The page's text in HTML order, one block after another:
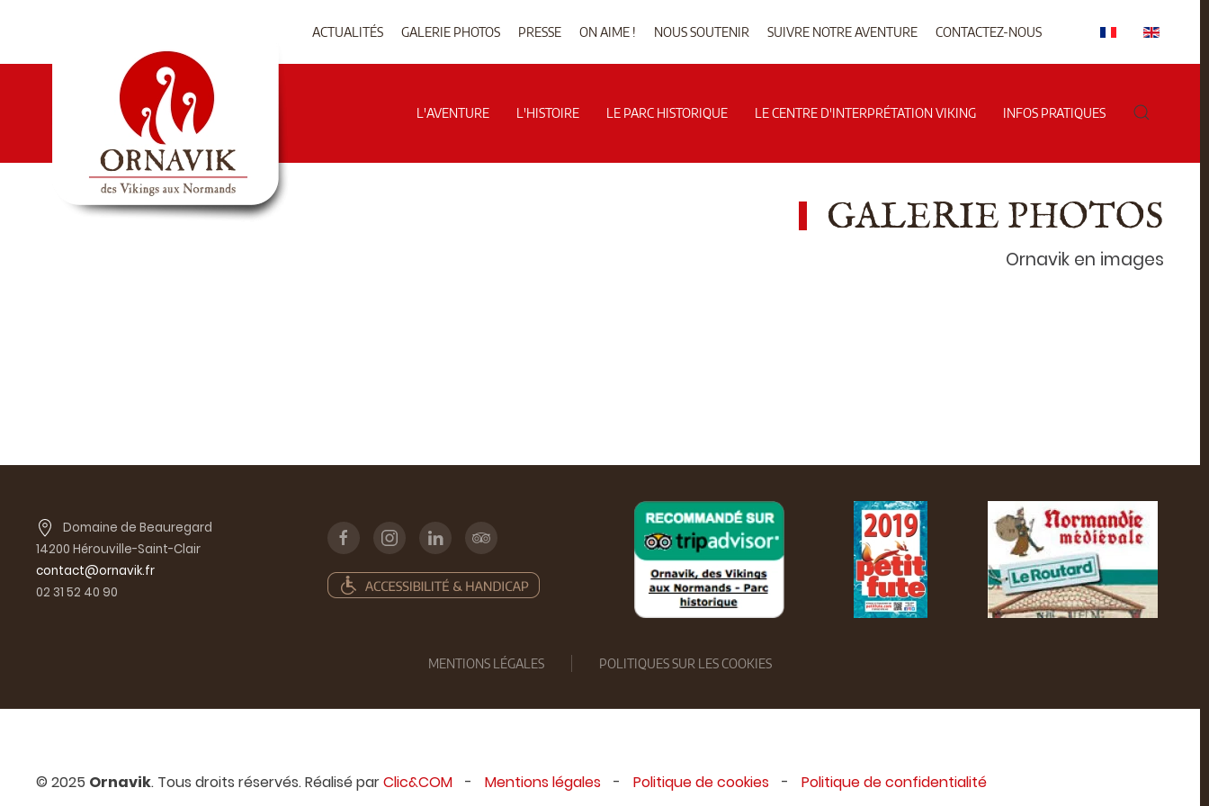
ACTUALITÉS GALERIE PHOTOS PRESSE ON AIME ! NOUS SOUTENIR SUIVRE NOTRE AVENTURE CONTACTEZ-NOUS
L'AVENTURE L'HISTOIRE LE PARC HISTORIQUE LE CENTRE D'INTERPRÉTATION VIKING INFOS PRATIQUES
GALERIE PHOTOS
Ornavik en images
Domaine de Beauregard
14200 Hérouville-Saint-Clair
contact@ornavik.fr
02 31 52 40 90
MENTIONS LÉGALES POLITIQUES SUR LES COOKIES
© 2025 Ornavik. Tous droits réservés. Réalisé parClic&COM - Mentions légales - Politique de cookies - Politique de confidentialité